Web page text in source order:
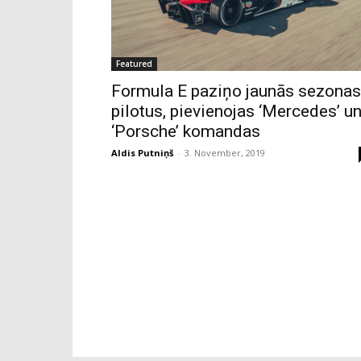
Featured
Formula E paziņo jaunās sezonas
pilotus, pievienojas ‘Mercedes’ un
‘Porsche’ komandas
Aldis Putniņš - 3. November, 2019